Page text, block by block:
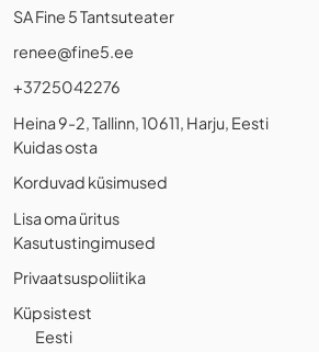
SA Fine 5 Tantsuteater
renee@fine5.ee
+3725042276
Heina 9-2, Tallinn, 10611, Harju, Eesti
Kuidas osta
Korduvad küsimused
Lisa oma üritus
Kasutustingimused
Privaatsuspoliitika
Küpsistest
Eesti